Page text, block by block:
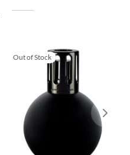
Out of Stock